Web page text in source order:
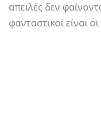
απειλές δεν
φανταστικοί είναι